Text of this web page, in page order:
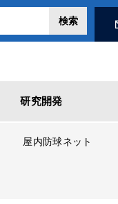
研究開発
屋内防球ネット